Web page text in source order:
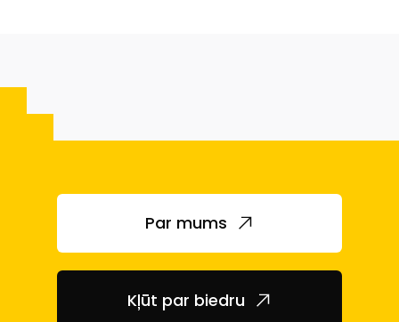
Par mums
Kļūt par biedru